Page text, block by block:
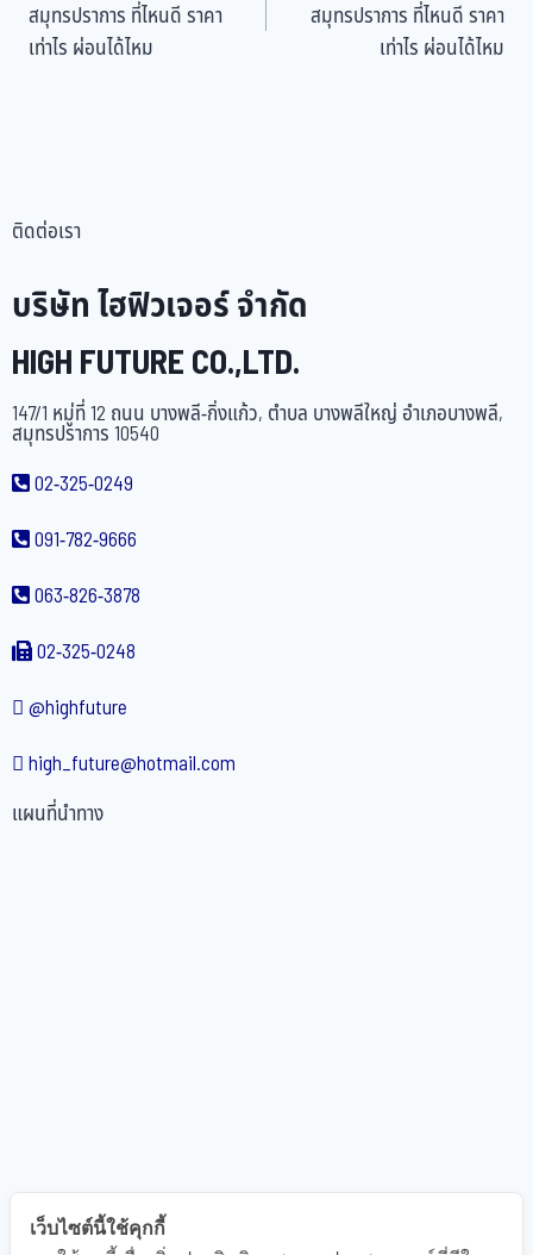
สมุทรปราการ ที่ไหนดี ราคา
เท่าไร ผ่อนได้ไหม
สมุทรปราการ ที่ไหนดี ราคา
เท่าไร ผ่อนได้ไหม
ติดต่อเรา
บริษัท ไฮฟิวเจอร์ จำกัด
HIGH FUTURE CO.,LTD.
147/1 หมู่ที่ 12 ถนน บางพลี-กิ่งแก้ว, ตำบล บางพลีใหญ่ อำเภอบางพลี,
สมุทรปราการ 10540
02-325-0249
091-782-9666
063-826-3878
02-325-0248
@highfuture
high_future@hotmail.com
แผนที่นำทาง
เว็บไซต์นี้ใช้คุกกี้